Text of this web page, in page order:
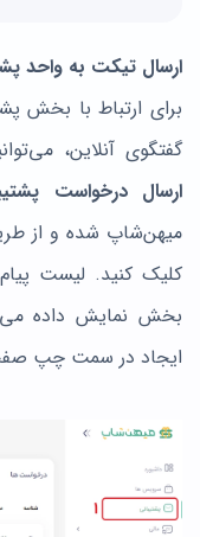
ارسال تیکت به واحد
برای ارتباط با بخش
گفتگوی آنلاین،
ارسال درخواست
میهن‌شاپ شده و از
کلیک کنید. لیست
بخش نمایش داده
ایجاد در سمت چپ